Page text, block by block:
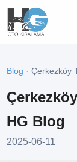
Blog · Çerkezköy
HG Blog
2025-06-11